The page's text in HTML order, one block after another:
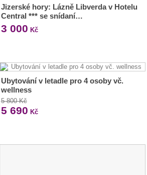
Jizerské hory: Lázně Libverda v Hotelu
Central *** se snídaní…
3 000 Kč
Ubytování v letadle pro 4 osoby vč.
wellness
5 800 Kč
5 690 Kč